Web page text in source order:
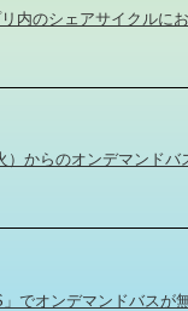
内のシェアサイクルに
）からのオンデマンドバ
」でオンデマンドバスが